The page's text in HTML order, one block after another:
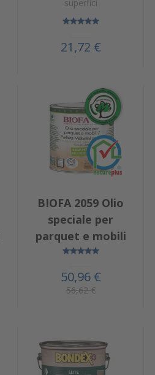
superfici
21,72 €
BIOFA 2059 Olio
speciale per
parquet e mobili
50,96 €
56,62 €